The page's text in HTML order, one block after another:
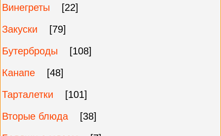
Винегреты
[22]
Закуски
[79]
Бутерброды
[108]
Канапе
[48]
Тарталетки
[101]
Вторые блюда
[38]